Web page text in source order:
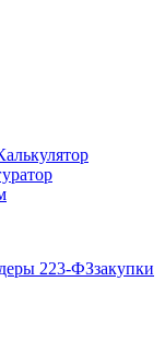
223-ФЗзакупки